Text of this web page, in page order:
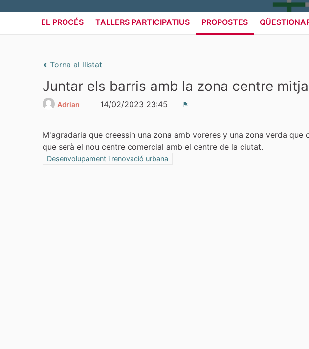
EL PROCÉS TALLERS PARTICIPATIUS PROPOSTES
Torna al llistat
Juntar els barris amb la zona centre
Adrian
14/02/2023 23:45
M'agradaria que creessin una zona amb voreres y una zona verda
que serà el nou centre comercial amb el centre de la ciutat.
Resultats al filtrar per la categoria: Desenvolupament i renovació urbana
Desenvolupament i renovació urbana